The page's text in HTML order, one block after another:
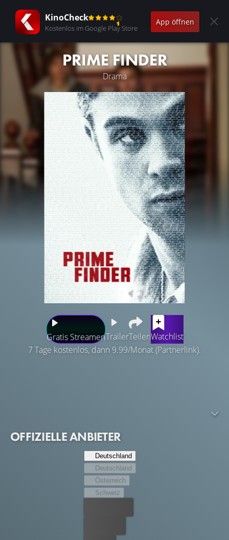
KinoCheck
Kostenlos im Google Play Store
App öffnen
PRIME FINDER
Drama
Gratis StreamenTrailerTeilenWatchlist
7 Tage kostenlos, dann 9.99/Monat (Partnerlink).
Regierungsbeamten, der ihm auf den Fersen ist, beginnt
OFFIZIELLE ANBIETER
Deutschland
Deutschland
Österreich
Schweiz